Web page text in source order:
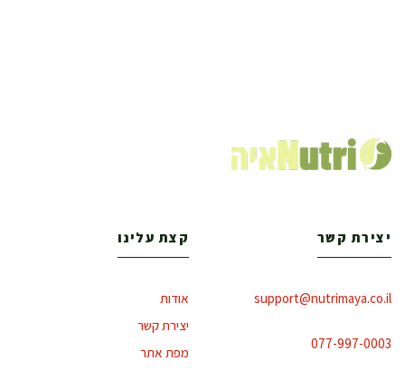
יצירת קשר
support@nutrimaya.co.il
077-997-0003
קצת עלינו
אודות
יצירת קשר
מפת אתר